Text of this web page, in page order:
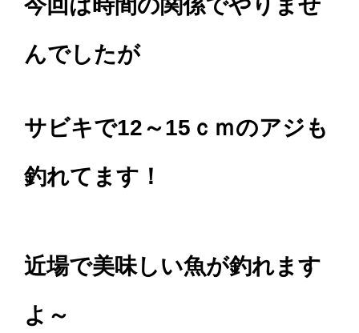
今回は時間の関係でやりませ
んでしたが
サビキで12～15ｃｍのアジも
釣れてます！
近場で美味しい魚が釣れます
よ～